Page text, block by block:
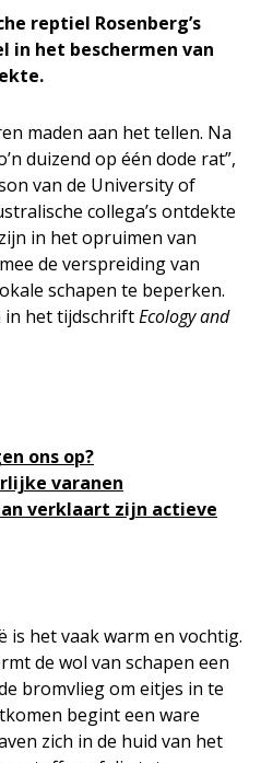
reptiel Rosenberg’s
het beschermen van
maden aan het tellen. Na
duizend op één dode rat”,
van de University of
collega’s ontdekte
in het opruimen van
de verspreiding van
schapen te beperken.
in het tijdschriftEcology and
ons op?
varanen
verklaart zijn actieve
is het vaak warm en vochtig.
de wol van schapen een
bromvlieg om eitjes in te
begint een ware
zich in de huid van het